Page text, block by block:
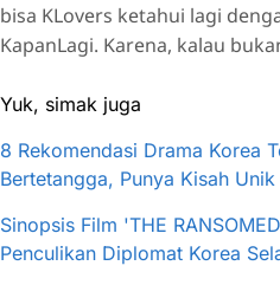
bisa KLovers ketahui lagi
KapanLagi. Karena, kalau
Yuk, simak juga
8 Rekomendasi Drama Korea
Bertetangga, Punya Kisah
Sinopsis Film 'THE
Penculikan Diplomat Korea